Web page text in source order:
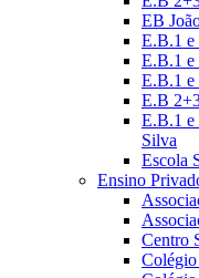
EB
E.B.1 e
E.B.1 e
E.B.1 e
E.B
E.B.1 e
Silva
Escola
Ensino
Centro
Colégio